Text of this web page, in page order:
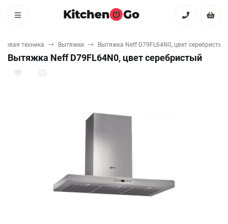
техника Вытяжки Вытяжка Neff D79FL64N0, цвет серебристый
Вытяжка Neff D79FL64N0, цвет серебристый